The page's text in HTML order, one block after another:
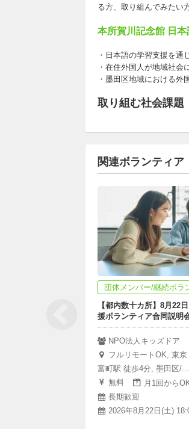
る方、取り組んでみたい
本所賀川記念館 日
・日本語の学習支援を通
・在住外国人が地域社会
・墨田区地域における外
取り組む社会課題
関連ボランティア
団体メンバー/継続ボラ
【都内数十カ所】8月22
援ボランティア合同説明
NPO法人キッズドア
フルリモートOK, 東
富町駅 徒歩4分, 墨田区/
無料
月1回から
長期歓迎
2026年8月22日(土)